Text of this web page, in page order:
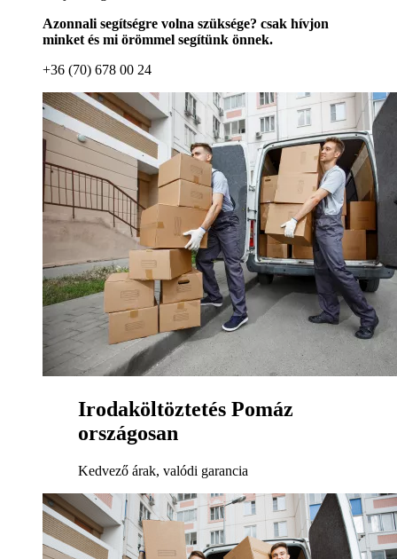
Azonnali segítségre volna szüksége? csak hívjon
minket és mi örömmel segítünk önnek.
+36 (70) 678 00 24
Irodaköltöztetés Pomáz
országosan
Kedvező árak, valódi garancia